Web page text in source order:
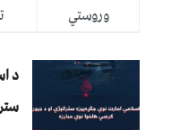
وروستي
د